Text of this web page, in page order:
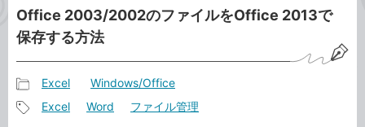
ト
Office 2003/2002のファイルをOffice 2013で
保存する方法
事
Excel Windows/Office
Excel Word ファイル管理